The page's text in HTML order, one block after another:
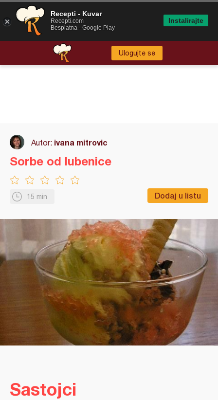
Ulogujte se
Autor: ivana mitrovic
15 min Dodaj u listu
Sorbe od lubenice
Sastojci
Recepti - Kuvar
Recepti.com
Besplatna - Google Play
Instalirajte